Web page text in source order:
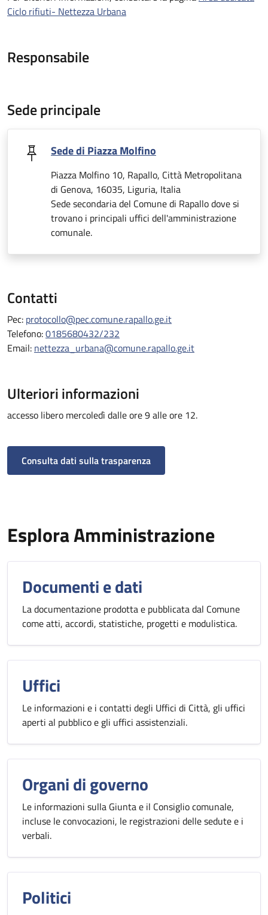
Ciclo rifiuti- Nettezza Urbana
Responsabile
Sede principale
Sede di Piazza Molfino
Piazza Molfino 10, Rapallo, Città Metropolitana
di Genova, 16035, Liguria, Italia
Sede secondaria del Comune di Rapallo dove si
trovano i principali uffici dell'amministrazione
comunale.
Contatti
Pec: protocollo@pec.comune.rapallo.ge.it
Telefono:0185680432/232
Email: nettezza_urbana@comune.rapallo.ge.it
Ulteriori informazioni
accesso libero mercoledì dalle ore 9 alle ore 12.
Consulta dati sulla trasparenza
Esplora Amministrazione
Documenti e dati
La documentazione prodotta e pubblicata dal Comune
come atti, accordi, statistiche, progetti e modulistica.
Uffici
Le informazioni e i contatti degli Uffici di Città, gli uffici
aperti al pubblico e gli uffici assistenziali.
Organi di governo
Le informazioni sulla Giunta e il Consiglio comunale,
incluse le convocazioni, le registrazioni delle sedute e i
verbali.
Politici